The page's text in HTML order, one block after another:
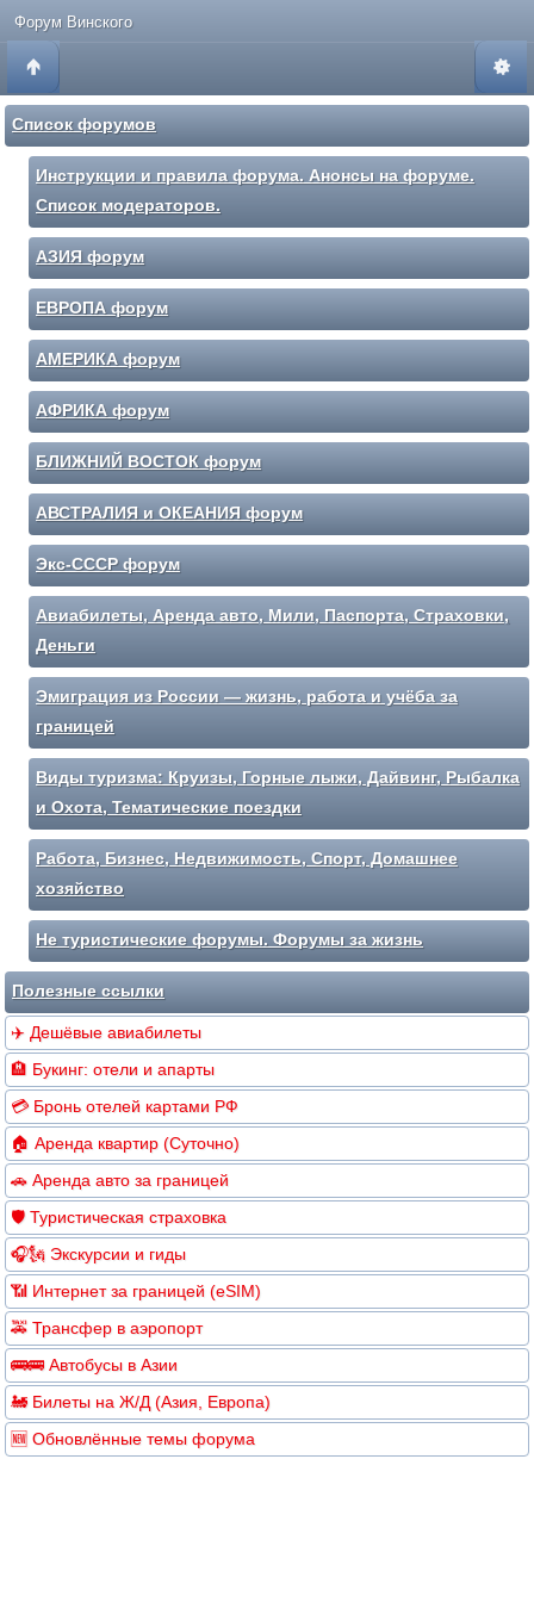
Форум Винского
Список форумов
Инструкции и правила форума. Анонсы на форуме.
Список модераторов.
АЗИЯ форум
ЕВРОПА форум
АМЕРИКА форум
АФРИКА форум
БЛИЖНИЙ ВОСТОК форум
АВСТРАЛИЯ и ОКЕАНИЯ форум
Экс-СССР форум
Авиабилеты, Аренда авто, Мили, Паспорта, Страховки,
Деньги
Эмиграция из России — жизнь, работа и учёба за
границей
Виды туризма: Круизы, Горные лыжи, Дайвинг, Рыбалка
и Охота, Тематические поездки
Работа, Бизнес, Недвижимость, Спорт, Домашнее
хозяйство
Не туристические форумы. Форумы за жизнь
Полезные ссылки
✈️ Дешёвые авиабилеты
🏨 Букинг: отели и апарты
💳 Бронь отелей картами РФ
🏠 Аренда квартир (Суточно)
🚗 Аренда авто за границей
🛡️ Туристическая страховка
🎧🗽 Экскурсии и гиды
📶 Интернет за границей (eSIM)
🚕 Трансфер в аэропорт
🚌🚌 Автобусы в Азии
🚂 Билеты на Ж/Д (Азия, Европа)
🆕 Обновлённые темы форума